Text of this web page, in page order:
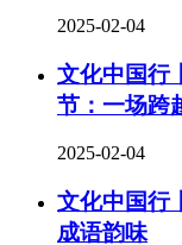
2025-02-04
文化中国
节：一场跨
2025-02-04
文化中国行
成语韵味